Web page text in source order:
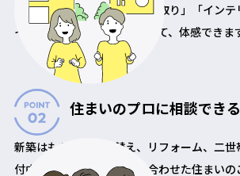
「外観」「構造・工法」「間取り」「イン
イル」を、実際に見て、触れて、体感できま
住まいのプロに相談できる
新築はもちろん、建替え、リフォーム、二
付中。希望の広さや予算に合わせた住まい